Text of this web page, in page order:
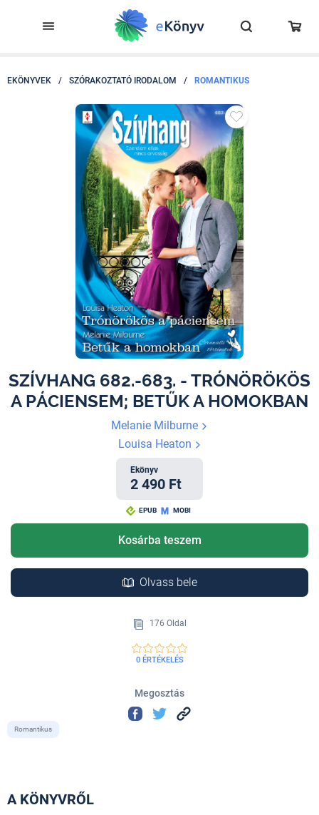
EKÖNYVEK / SZÓRAKOZTATÓ IRODALOM / ROMANTIKUS
SZÍVHANG 682.-683. - TRÓNÖRÖKÖS
A PÁCIENSEM; BETŰK A HOMOKBAN
Melanie Milburne
Louisa Heaton
Ekönyv
2 490 Ft
EPUB MOBI
Kosárba teszem
Olvass bele
176 Oldal
0 ÉRTÉKELÉS
Megosztás
Romantikus
A KÖNYVRŐL